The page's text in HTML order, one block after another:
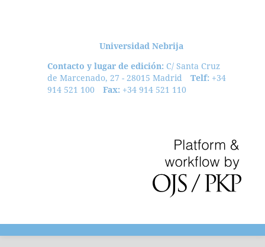
Universidad Nebrija
Contacto y lugar de edición: C/ Santa Cruz
de Marcenado, 27 - 28015 Madrid
Telf: +34
914 521 100
Fax: +34 914 521 110